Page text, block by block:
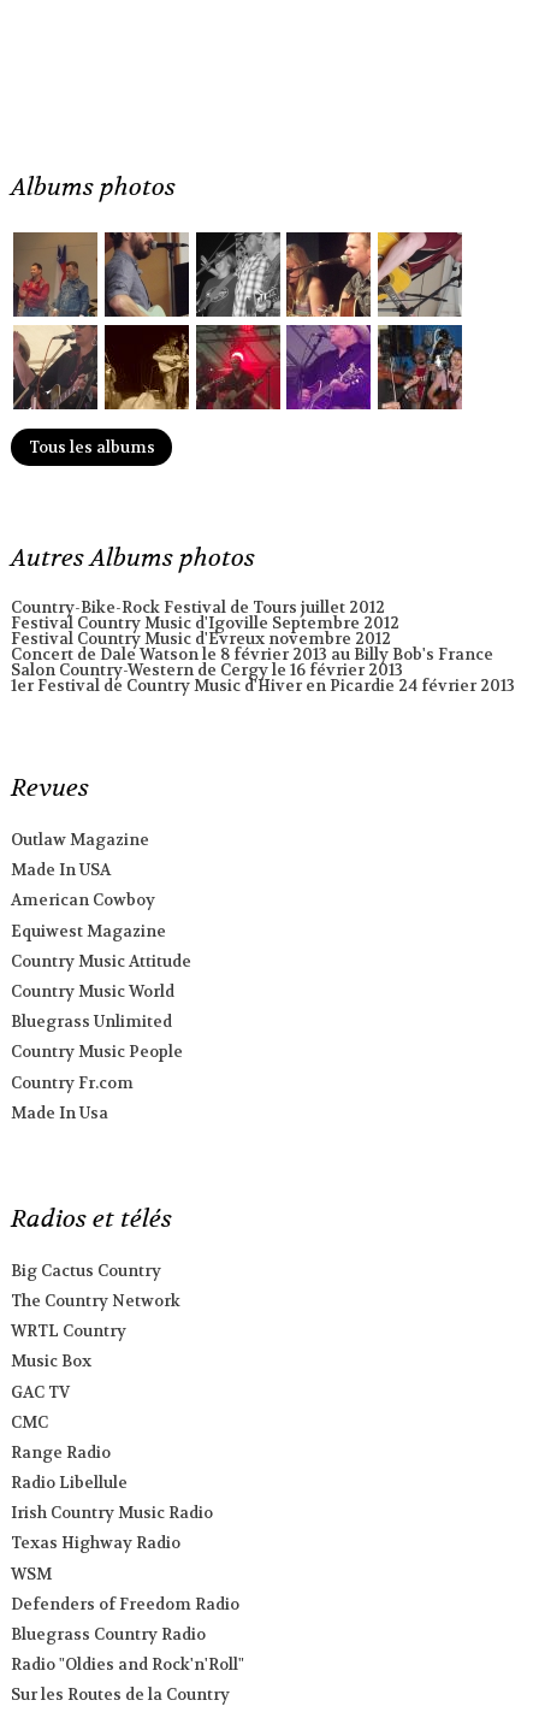
Albums photos
Tous les albums
Autres Albums photos
Country-Bike-Rock Festival de Tours juillet 2012
Festival Country Music d'Igoville Septembre 2012
Festival Country Music d'Evreux novembre 2012
Concert de Dale Watson le 8 février 2013 au Billy Bob's France
Salon Country-Western de Cergy le 16 février 2013
1er Festival de Country Music d'Hiver en Picardie 24 février 2013
Revues
Outlaw Magazine
Made In USA
American Cowboy
Equiwest Magazine
Country Music Attitude
Country Music World
Bluegrass Unlimited
Country Music People
Country Fr.com
Made In Usa
Radios et télés
Big Cactus Country
The Country Network
WRTL Country
Music Box
GAC TV
CMC
Range Radio
Radio Libellule
Irish Country Music Radio
Texas Highway Radio
WSM
Defenders of Freedom Radio
Bluegrass Country Radio
Radio "Oldies and Rock'n'Roll"
Sur les Routes de la Country